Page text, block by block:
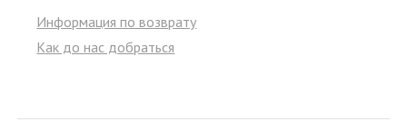
Информация по возврату
Как до нас добраться